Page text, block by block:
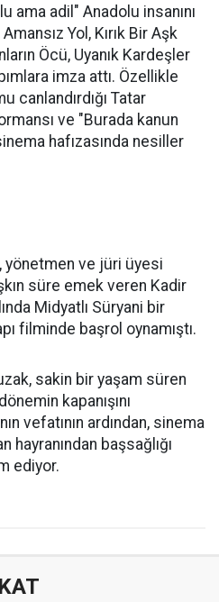
ama adil" Anadolu insanını
Yol, Kırık Bir Aşk
Öcü, Uyanık Kardeşler
imza attı. Özellikle
canlandırdığı Tatar
ve "Burada kanun
hafızasında nesiller
yönetmen ve jüri üyesi
süre emek veren Kadir
Midyatlı Süryani bir
filminde başrol oynamıştı.
sakin bir yaşam süren
kapanışını
vefatının ardından, sinema
hayranından başsağlığı
ediyor.